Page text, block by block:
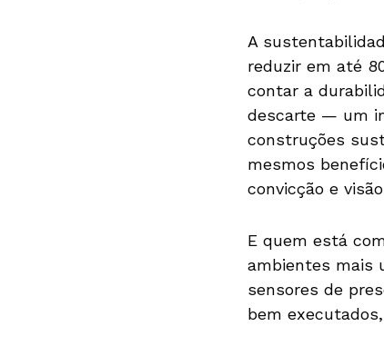
A
reduzir em até
contar a
descarte — um
construções
mesmos
convicção e
E quem está
ambientes mais
sensores de
bem